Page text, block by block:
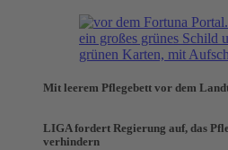
Mit leerem Pflegebett vor dem
LIGA fordert Regierung auf, das
verhindern